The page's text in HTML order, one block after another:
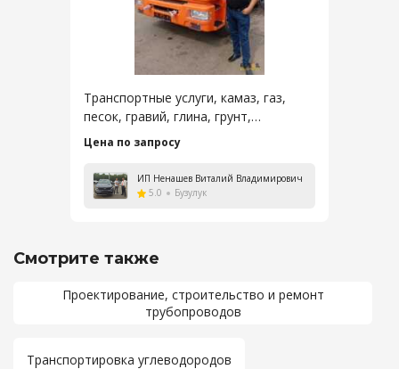
Транспортные услуги, камаз, газ,
песок, гравий, глина, грунт,
чернозем, земля, суглинок
Цена по запросу
ИП Ненашев Виталий Владимирович
5.0
Бузулук
Смотрите также
Проектирование, строительство и ремонт
трубопроводов
Транспортировка углеводородов